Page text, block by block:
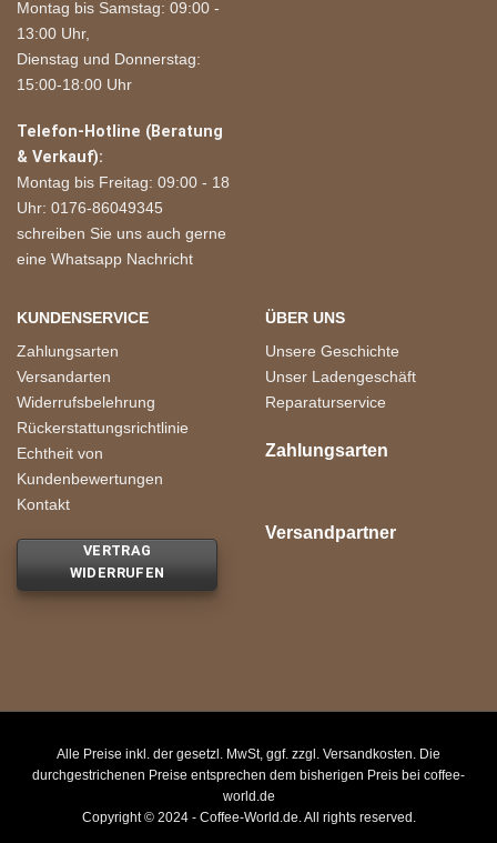
Montag bis Samstag: 09:00 -
13:00 Uhr,
Dienstag und Donnerstag:
15:00-18:00 Uhr
Telefon-Hotline (Beratung
& Verkauf):
Montag bis Freitag: 09:00 - 18
Uhr: 0176-86049345
schreiben Sie uns auch gerne
eine Whatsapp Nachricht
KUNDENSERVICE
Zahlungsarten
Versandarten
Widerrufsbelehrung
Rückerstattungsrichtlinie
Echtheit von
Kundenbewertungen
Kontakt
VERTRAG
WIDERRUFEN
ÜBER UNS
Unsere Geschichte
Unser Ladengeschäft
Reparaturservice
Zahlungsarten
Versandpartner
Alle Preise inkl. der gesetzl. MwSt, ggf. zzgl. Versandkosten. Die
durchgestrichenen Preise entsprechen dem bisherigen Preis bei coffee-
world.de
Copyright © 2024 - Coffee-World.de. All rights reserved.